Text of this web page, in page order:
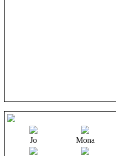
Jo Mona